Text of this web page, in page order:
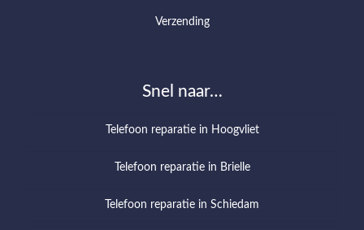
Verzending
Snel naar…
Telefoon reparatie in Hoogvliet
Telefoon reparatie in Brielle
Telefoon reparatie in Schiedam